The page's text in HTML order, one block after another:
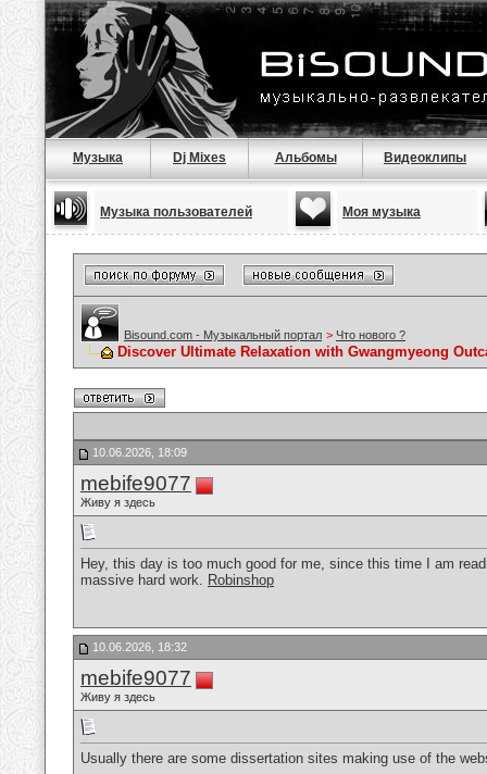
Музыка Dj Mixes Альбомы Видеоклипы
Музыка пользователей Моя музыка
Bisound.com - Музыкальный портал > Что нового ?
Discover Ultimate Relaxation with Gwangmyeong
10.06.2026, 18:09
mebife9077
Живу я здесь
Hey, this day is too much good for me, since this time I am
massive hard work. Robinshop
10.06.2026, 18:32
mebife9077
Живу я здесь
Usually there are some dissertation sites making use of the